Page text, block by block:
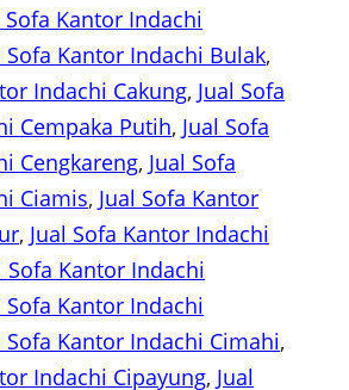
Sofa Kantor Indachi
Sofa Kantor Indachi Bulak
Indachi Cakung, Jual Sofa
Cempaka Putih, Jual Sofa
Cengkareng, Jual Sofa
Ciamis, Jual Sofa Kantor
, Jual Sofa Kantor Indachi
Sofa Kantor Indachi
Sofa Kantor Indachi
Sofa Kantor Indachi Cimahi
Indachi Cipayung, Jual